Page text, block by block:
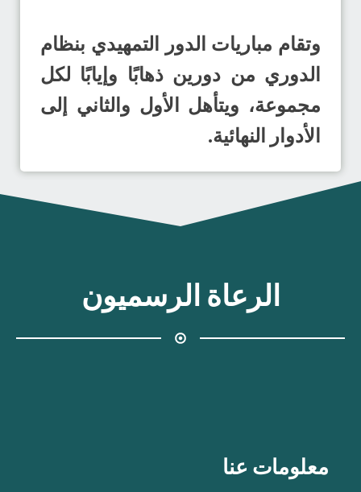
وتقام مباريات الدور التمهيدي بنظام
الدوري من دورين ذهابًا وإيابًا لكل
مجموعة، ويتأهل الأول والثاني إلى
الأدوار النهائية.
الرعاة الرسميون
معلومات عنا